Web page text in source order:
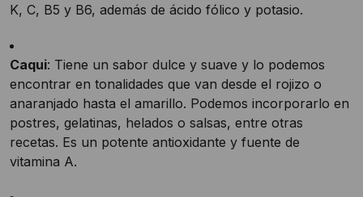
K, C, B5 y B6, además de ácido fólico y potasio.
Caqui: Tiene un sabor dulce y suave y lo podemos
encontrar en tonalidades que van desde el rojizo o
anaranjado hasta el amarillo. Podemos incorporarlo en
postres, gelatinas, helados o salsas, entre otras
recetas. Es un potente antioxidante y fuente de
vitamina A.